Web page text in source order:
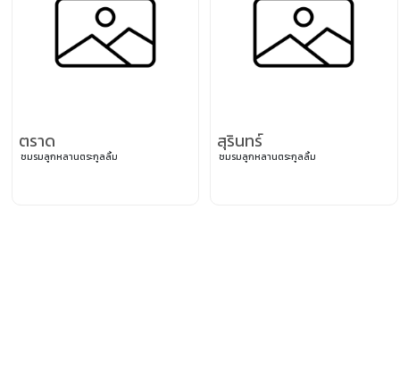
ตราด
ชมรมลูกหลานตระกูลลิ้ม
สุรินทร์
ชมรมลูกหลานตระกูลลิ้ม